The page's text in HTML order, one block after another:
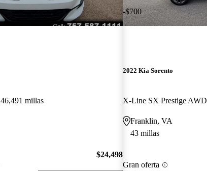
46,491 millas
$24,498
-$700
2022 Kia Sorento
X-Line SX Prestige AWD
Franklin, VA
43 millas
Gran oferta